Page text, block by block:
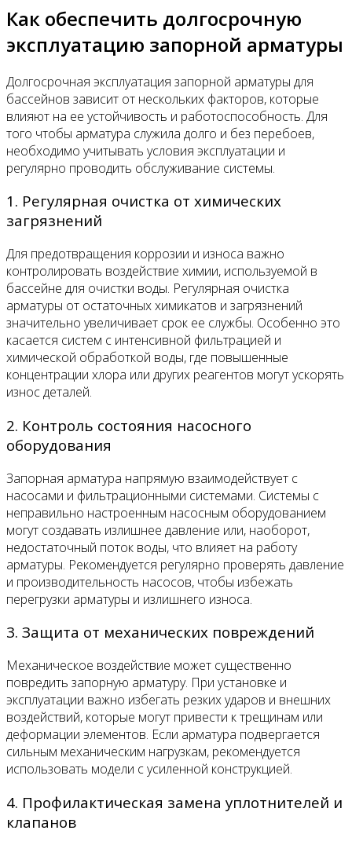
Как обеспечить долгосрочную
эксплуатацию запорной арматуры
Долгосрочная эксплуатация запорной арматуры для
бассейнов зависит от нескольких факторов, которые
влияют на ее устойчивость и работоспособность. Для
того чтобы арматура служила долго и без перебоев,
необходимо учитывать условия эксплуатации и
регулярно проводить обслуживание системы.
1. Регулярная очистка от химических
загрязнений
Для предотвращения коррозии и износа важно
контролировать воздействие химии, используемой в
бассейне для очистки воды. Регулярная очистка
арматуры от остаточных химикатов и загрязнений
значительно увеличивает срок ее службы. Особенно это
касается систем с интенсивной фильтрацией и
химической обработкой воды, где повышенные
концентрации хлора или других реагентов могут ускорять
износ деталей.
2. Контроль состояния насосного
оборудования
Запорная арматура напрямую взаимодействует с
насосами и фильтрационными системами. Системы с
неправильно настроенным насосным оборудованием
могут создавать излишнее давление или, наоборот,
недостаточный поток воды, что влияет на работу
арматуры. Рекомендуется регулярно проверять давление
и производительность насосов, чтобы избежать
перегрузки арматуры и излишнего износа.
3. Защита от механических повреждений
Механическое воздействие может существенно
повредить запорную арматуру. При установке и
эксплуатации важно избегать резких ударов и внешних
воздействий, которые могут привести к трещинам или
деформации элементов. Если арматура подвергается
сильным механическим нагрузкам, рекомендуется
использовать модели с усиленной конструкцией.
4. Профилактическая замена уплотнителей и
клапанов